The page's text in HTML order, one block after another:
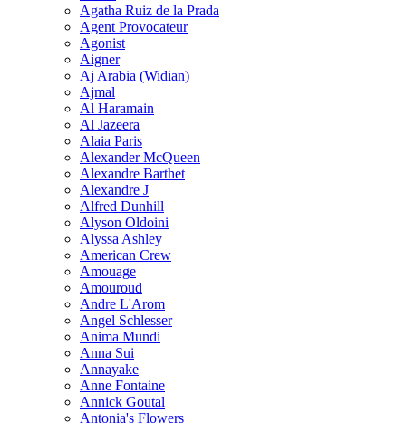
Agatha Ruiz de la Prada
Agent Provocateur
Agonist
Aigner
Aj Arabia (Widian)
Ajmal
Al Haramain
Al Jazeera
Alaia Paris
Alexander McQueen
Alexandre Barthet
Alexandre J
Alfred Dunhill
Alyson Oldoini
Alyssa Ashley
American Crew
Amouage
Amouroud
Andre L'Arom
Angel Schlesser
Anima Mundi
Anna Sui
Annayake
Anne Fontaine
Annick Goutal
Antonia's Flowers